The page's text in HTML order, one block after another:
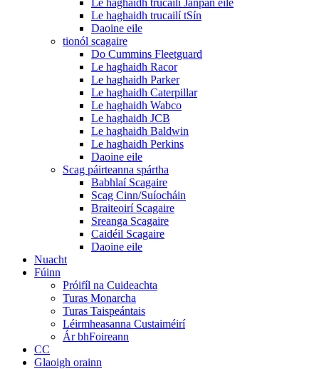
Le haghaidh trucailí Janpan eile
Le haghaidh trucailí tSín
Daoine eile
tionól scagaire
Do Cummins Fleetguard
Le haghaidh Racor
Le haghaidh Parker
Le haghaidh Caterpillar
Le haghaidh Wabco
Le haghaidh JCB
Le haghaidh Baldwin
Le haghaidh Perkins
Daoine eile
Scag páirteanna spártha
Babhlaí Scagaire
Scag Cinn/Suíocháin
Braiteoirí Scagaire
Sreanga Scagaire
Caidéil Scagaire
Daoine eile
Nuacht
Fúinn
Próifíl na Cuideachta
Turas Monarcha
Turas Taispeántais
Léirmheasanna Custaiméirí
Ár bhFoireann
CC
Glaoigh orainn